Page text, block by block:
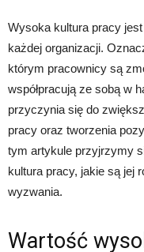
Wysoka kultura pracy
każdej organizacji.
którym pracownicy są
współpracują ze sobą w
przyczynia się do
pracy oraz tworzenia
tym artykule przyjrzymy
kultura pracy, jakie są jej
wyzwania.
Wartość